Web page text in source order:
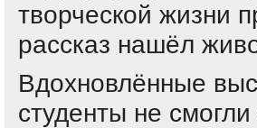
творческой жизни
рассказ нашёл
Вдохновлённые
студенты не